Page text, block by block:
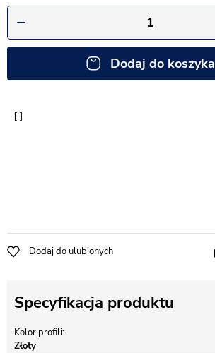
Dodaj do koszyka
Dodaj do ulubionych
Specyfikacja produktu
Kolor profili
Złoty